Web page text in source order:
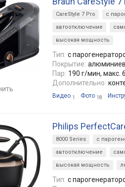
CareStyle 7 Pro с
автоотключение
высокая мощность
Тип: с
Покрытие:
Пар: 190 г/мин, макс.
Дополнительно:
Видео 1 Фото 18
Philips
8000 Series с
автоотключение
высокая мощность
Тип: с